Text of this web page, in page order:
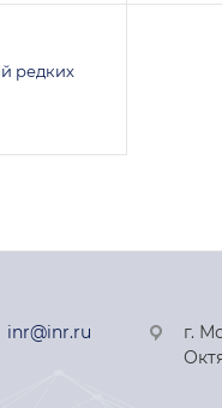
редких
inr@inr.ru
г.